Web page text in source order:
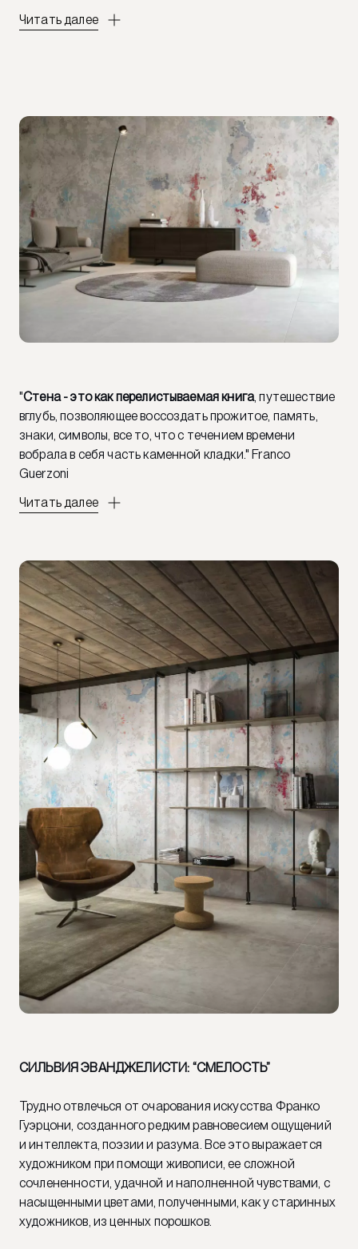
Читать далее
"Стена - это как перелистываемая книга, путешествие
вглубь, позволяющее воссоздать прожитое, память,
знаки, символы, все то, что с течением времени
вобрала в себя часть каменной кладки." Franco
Guerzoni
Читать далее
СИЛЬВИЯ ЭВАНДЖЕЛИСТИ: “СМЕЛОСТЬ”
Трудно отвлечься от очарования искусства Франко
Гуэрцони, созданного редким равновесием ощущений
и интеллекта, поэзии и разума. Все это выражается
художником при помощи живописи, ее сложной
сочлененности, удачной и наполненной чувствами, с
насыщенными цветами, полученными, как у старинных
художников, из ценных порошков.